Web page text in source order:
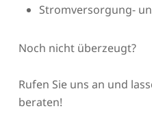
Stromversorgung-
Noch nicht überzeugt?
Rufen Sie uns an und
beraten!